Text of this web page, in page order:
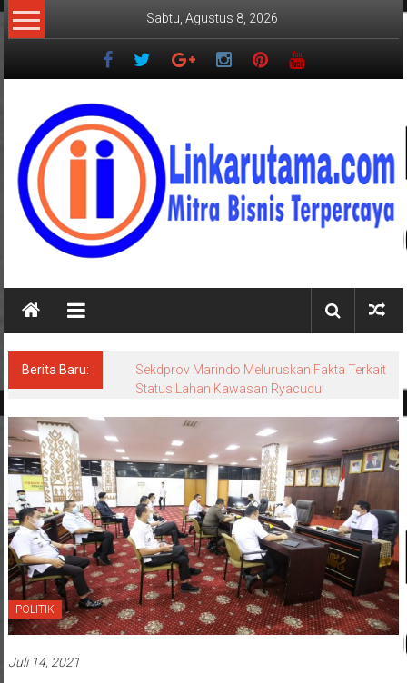
Lompat
ke
Sabtu, Agustus 8, 2026
LINKARUTAMA.COM
Mitra
Terpercaya
Berita Baru:
Sekdprov Marindo Meluruskan Fakta Terkait
Status Lahan Kawasan Ryacudu
POLITIK
Juli 14, 2021